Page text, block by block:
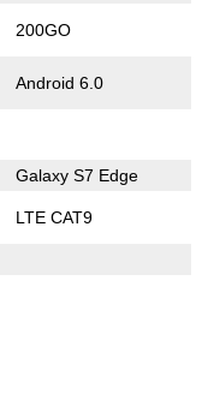
200GO
Android 6.0
Galaxy S7 Edge
LTE CAT9